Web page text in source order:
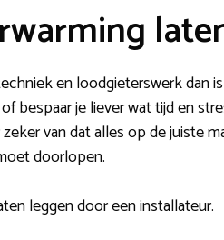
en loodgieterswerk dan
bespaar je liever wat tijd en
van dat alles op de juiste
doorlopen.
leggen door een installateur.